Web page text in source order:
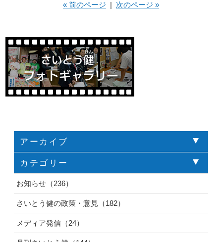
« 前のページ | 次のページ »
アーカイブ
カテゴリー
お知らせ（236）
さいとう健の政策・意見（182）
メディア発信（24）